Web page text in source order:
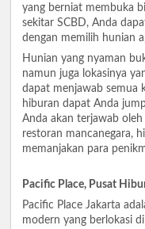
yang berniat membuka
sekitar SCBD, Anda
dengan memilih hunian
Hunian yang nyaman
namun juga lokasinya
dapat menjawab semua
hiburan dapat Anda
Anda akan terjawab
restoran mancanegara,
memanjakan para
Pacific Place, Pusat
Pacific Place Jakarta
modern yang berlokasi